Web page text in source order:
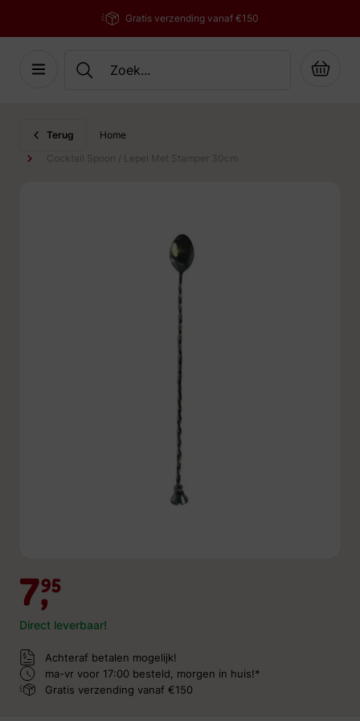
Gratis verzending vanaf €150
Cart
Terug
Home
Cocktail Spoon / Lepel Met Stamper 30cm
7,95
Direct leverbaar!
Achteraf betalen mogelijk!
ma-vr voor 17:00 besteld, morgen in huis!*
Gratis verzending vanaf €150